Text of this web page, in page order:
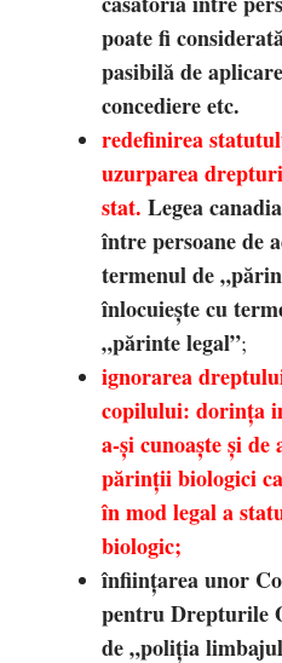
poate fi
pasibilă de
concediere etc.
redefinirea
uzurparea
stat. Legea
între persoane de
termenul de
înlocuiește cu
„părinte legal”;
ignorarea
copilului: dorința
a-și cunoaște și
părinții biologici
în mod legal a
biologic;
înființarea unor
pentru Drepturile
de „poliția